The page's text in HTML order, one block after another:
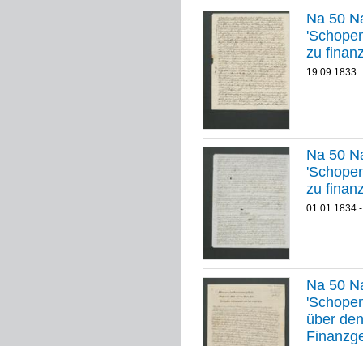
Na 50
zu
19.09.1833
Na 50
zu
01.01.1834
Na 50
über